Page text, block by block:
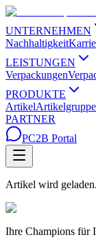
UNTERNEHMEN
Nachhaltigkeit
LEISTUNGEN
Verpackungen
PRODUKTE
Artikel
PARTNER
PC2B Portal
Artikel wird
Ihre Champions für